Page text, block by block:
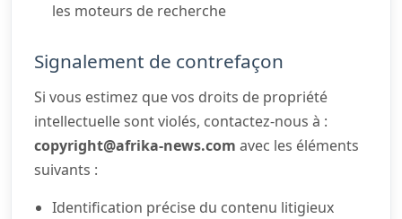
les moteurs de recherche
Signalement de contrefaçon
Si vous estimez que vos droits de propriété
intellectuelle sont violés, contactez-nous à :
copyright@afrika-news.com avec les éléments
suivants :
Identification précise du contenu litigieux